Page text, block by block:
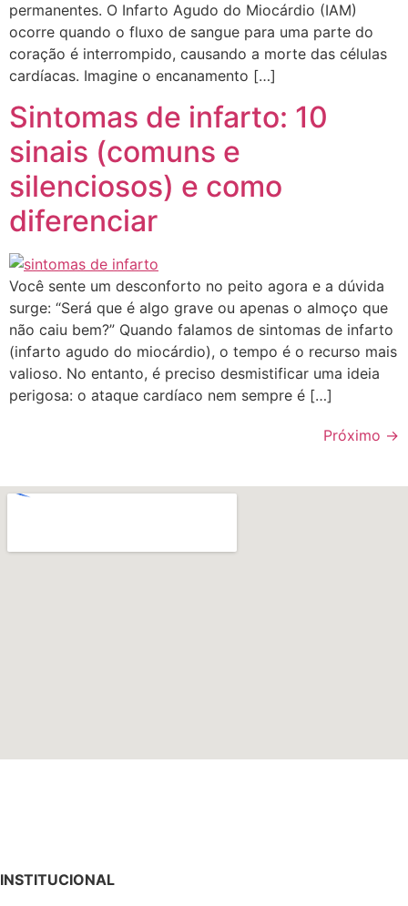
permanentes. O Infarto Agudo do Miocárdio (IAM)
ocorre quando o fluxo de sangue para uma parte do
coração é interrompido, causando a morte das células
cardíacas. Imagine o encanamento […]
Sintomas de infarto: 10
sinais (comuns e
silenciosos) e como
diferenciar
Você sente um desconforto no peito agora e a dúvida
surge: “Será que é algo grave ou apenas o almoço que
não caiu bem?” Quando falamos de sintomas de infarto
(infarto agudo do miocárdio), o tempo é o recurso mais
valioso. No entanto, é preciso desmistificar uma ideia
perigosa: o ataque cardíaco nem sempre é […]
Próximo →
INSTITUCIONAL